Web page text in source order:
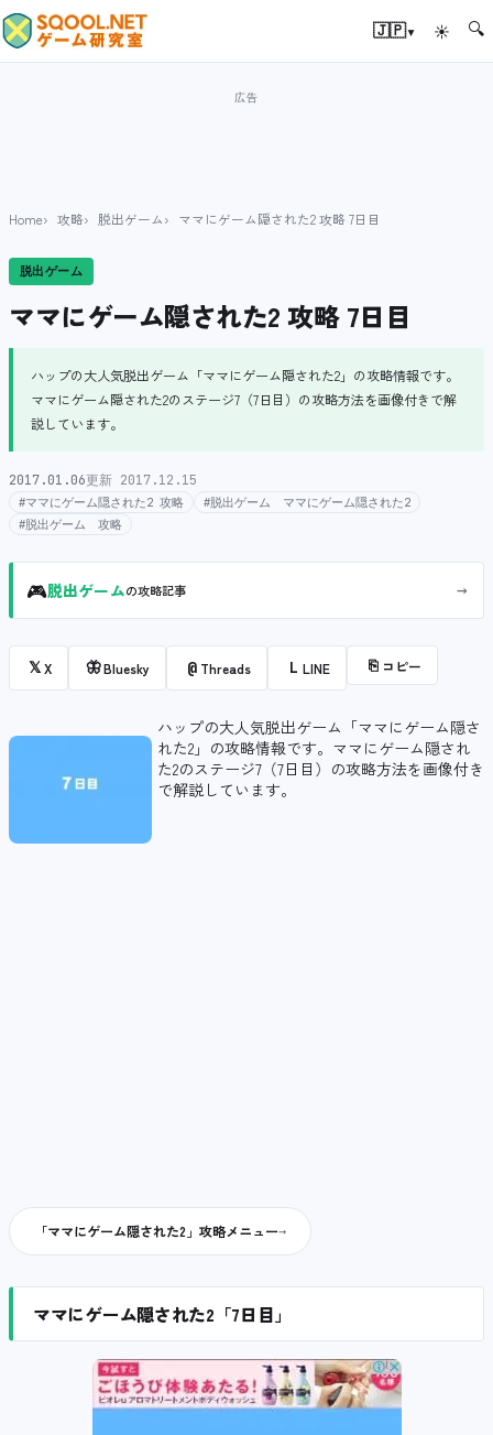
🇯🇵▾ ☀ 🔍
Home 攻略 脱出ゲーム ママにゲーム隠された2 攻略 7日目
脱出ゲーム
ママにゲーム隠された2 攻略 7日目
ハップの大人気脱出ゲーム「ママにゲーム隠された2」の攻略情報です。
ママにゲーム隠された2のステージ7（7日目）の攻略方法を画像付きで解
説しています。
2017.01.06更新 2017.12.15
#ママにゲーム隠された2 攻略
#脱出ゲーム ママにゲーム隠された2
#脱出ゲーム 攻略
🎮脱出ゲームの攻略記事 →
𝕏X 🦋Bluesky @ Threads L LINE ⎘ コピー
ハップの大人気脱出ゲーム「ママにゲーム隠さ
れた2」の攻略情報です。ママにゲーム隠され
た2のステージ7（7日目）の攻略方法を画像付き
で解説しています。
「ママにゲーム隠された2」攻略メニュー
ママにゲーム隠された2「7日目」